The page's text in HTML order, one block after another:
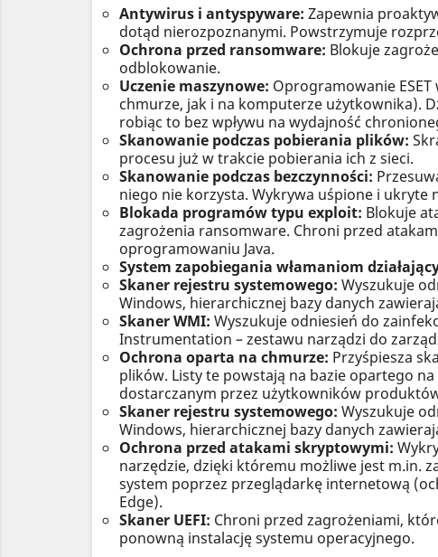
Antywirus i antyspyware: Zapewnia
dotąd nierozpoznanymi. Powstrzymuje
Ochrona przed ransomware: Blokuje
odblokowanie.
Uczenie maszynowe: Oprogramowanie
chmurze, jak i na komputerze użytkownika).
robiąc to bez wpływu na wydajność
Skanowanie podczas pobierania plików:
procesu już w trakcie pobierania ich z sieci.
Skanowanie podczas bezczynności:
niego nie korzysta. Wykrywa uśpione i ukryte
Blokada programów typu exploit: Blokuje
zagrożenia ransomware. Chroni przed
oprogramowaniu Java.
System zapobiegania włamaniom
Skaner rejestru systemowego: Wyszukuje
Windows, hierarchicznej bazy danych
Skaner WMI: Wyszukuje odniesień do
Instrumentation – zestawu narządzi do
Ochrona oparta na chmurze: Przyśpiesza
plików. Listy te powstają na bazie opartego
dostarczanym przez użytkowników
Skaner rejestru systemowego: Wyszukuje
Windows, hierarchicznej bazy danych
Ochrona przed atakami skryptowymi:
narzędzie, dzięki któremu możliwe jest m.in.
system poprzez przeglądarkę internetową
Edge).
Skaner UEFI: Chroni przed zagrożeniami,
ponowną instalację systemu operacyjnego.